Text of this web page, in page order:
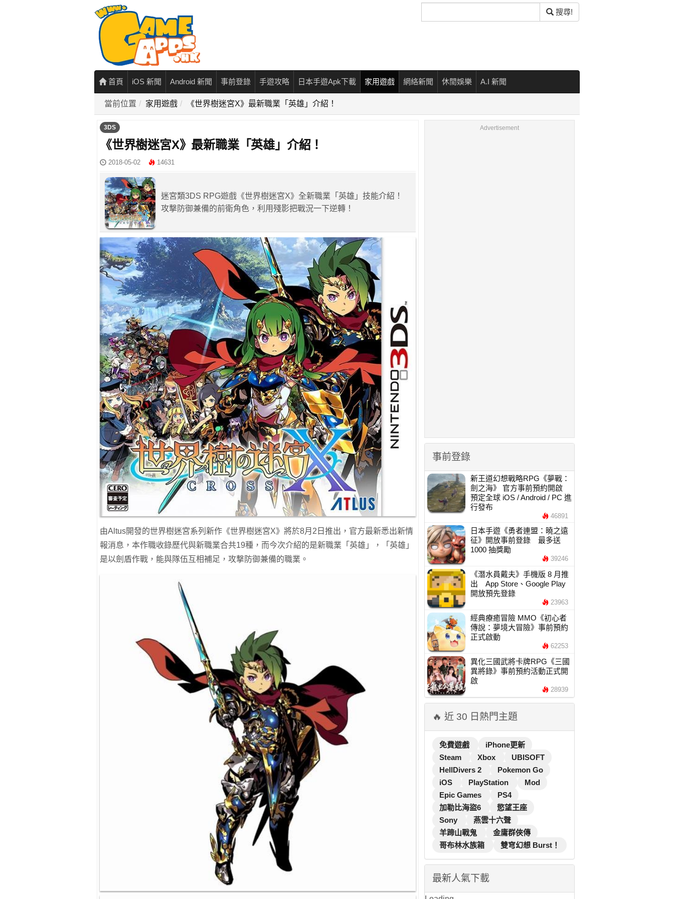
尋
搜尋!
首頁 iOS 新聞 Android 新聞 事前登錄 手遊攻略 日本手遊Apk下載 家用遊戲 網絡新聞 休閒娛樂 A.I 新聞
當前位置 家用遊戲 《世界樹迷宮X》最新職業「英雄」介紹！
3DS
《世界樹迷宮X》最新職業「英雄」介紹！
2018-05-02 14631
迷宮類3DS RPG遊戲《世界樹迷宮X》全新職業「英雄」技能介紹！
攻撃防御兼備的前衛角色，利用殘影把戰況一下逆轉！
由Altus開發的世界樹迷宮系列新作《世界樹迷宮X》將於8月2日推出，官方最新悉出新情
報消息，本作職收錄歷代與新職業合共19種，而今次介紹的是新職業「英雄」，「英雄」
是以劍盾作戰，能與隊伍互相補足，攻撃防御兼備的職業。
Advertisement
事前登錄
新王道幻想戰略RPG《夢戰：
劍之海》 官方事前預約開啟
預定全球 iOS / Android / PC 進
行發布
46891
日本手遊《勇者連盟：曉之遠
征》開放事前登錄 最多送
1000 抽獎勵
39246
《潛水員戴夫》手機版 8 月推
出 App Store、Google Play
開放預先登錄
23963
經典療癒冒險 MMO《初心者
傳說：夢境大冒險》事前預約
正式啟動
62253
異化三國武將卡牌RPG《三國
異將錄》事前預約活動正式開
啟
28939
🔥 近 30 日熱門主題
免費遊戲
iPhone更新
Steam
Xbox
UBISOFT
HellDivers 2
Pokemon Go
iOS
PlayStation
Mod
Epic Games
PS4
加勒比海盜6
慾望王座
Sony
燕雲十六聲
羊蹄山戰鬼
金庸群俠傳
哥布林水族箱
雙穹幻想 Burst！
最新人氣下載